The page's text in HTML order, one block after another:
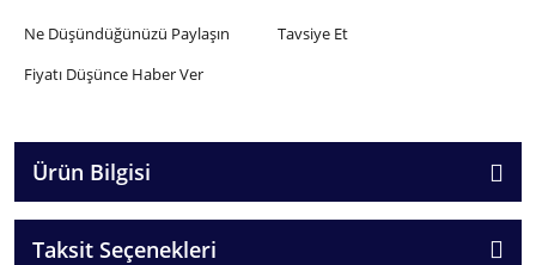
Ne Düşündüğünüzü Paylaşın
Tavsiye Et
Fiyatı Düşünce Haber Ver
Ürün Bilgisi
Taksit Seçenekleri